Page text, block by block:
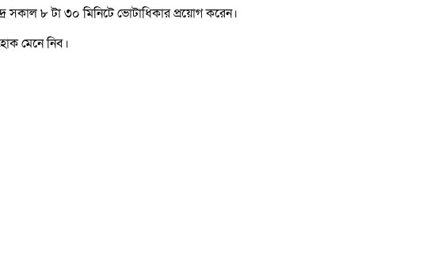
সকাল ৮ টা ৩০ মিনিটে ভোটাধিকার প্রয়োগ করেন।
মেনে নিব।